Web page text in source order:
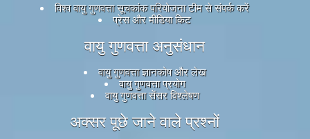
विश्व वायु गुणवत्ता सूचकांक परियोजना टीम से संपर्क करें
प्रेस और मीडिया किट
वायु गुणवत्ता अनुसंधान
वायु गुणवत्ता ज्ञानकोष और लेख
वायु गुणवत्ता प्रयोग
वायु गुणवत्ता सेंसर विश्लेषण
अक्सर पूछे जाने वाले प्रश्नों